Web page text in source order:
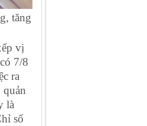
tăng
vị
7/8
ra
là
số